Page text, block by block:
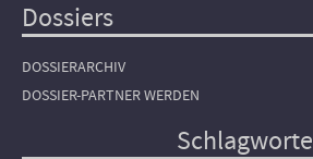
Dossiers
DOSSIERARCHIV
DOSSIER-PARTNER WERDEN
Schlagworte